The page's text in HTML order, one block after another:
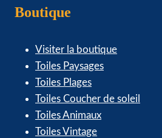
Boutique
Visiter la boutique
Toiles Paysages
Toiles Plages
Toiles Coucher de soleil
Toiles Animaux
Toiles Vintage